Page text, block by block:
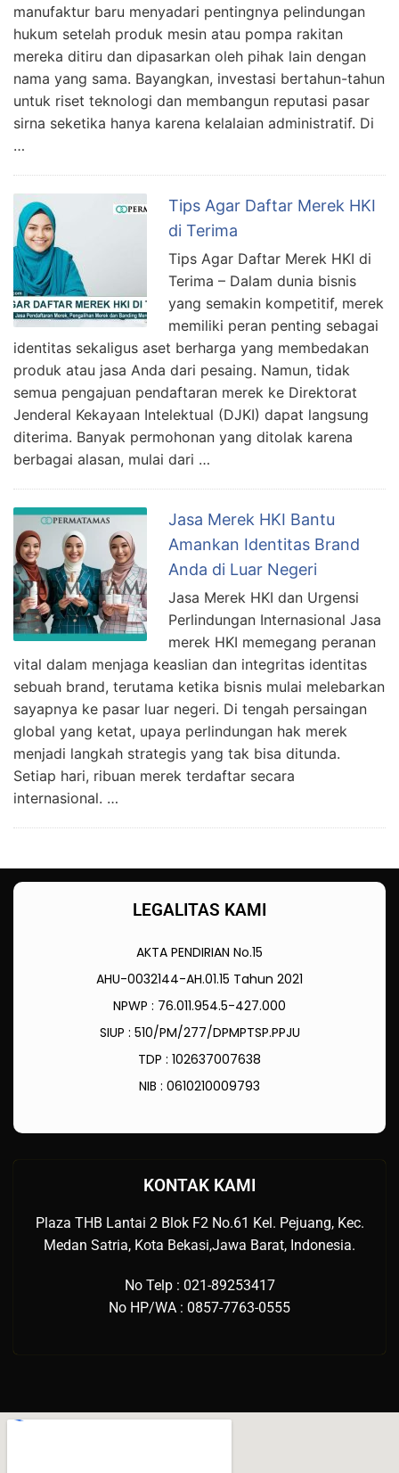
manufaktur baru menyadari pentingnya pelindungan
hukum setelah produk mesin atau pompa rakitan
mereka ditiru dan dipasarkan oleh pihak lain dengan
nama yang sama. Bayangkan, investasi bertahun-tahun
untuk riset teknologi dan membangun reputasi pasar
sirna seketika hanya karena kelalaian administratif. Di
…
Tips Agar Daftar Merek HKI
di Terima
Tips Agar Daftar Merek HKI di
Terima – Dalam dunia bisnis
yang semakin kompetitif, merek
memiliki peran penting sebagai
identitas sekaligus aset berharga yang membedakan
produk atau jasa Anda dari pesaing. Namun, tidak
semua pengajuan pendaftaran merek ke Direktorat
Jenderal Kekayaan Intelektual (DJKI) dapat langsung
diterima. Banyak permohonan yang ditolak karena
berbagai alasan, mulai dari …
Jasa Merek HKI Bantu
Amankan Identitas Brand
Anda di Luar Negeri
Jasa Merek HKI dan Urgensi
Perlindungan Internasional Jasa
merek HKI memegang peranan
vital dalam menjaga keaslian dan integritas identitas
sebuah brand, terutama ketika bisnis mulai melebarkan
sayapnya ke pasar luar negeri. Di tengah persaingan
global yang ketat, upaya perlindungan hak merek
menjadi langkah strategis yang tak bisa ditunda.
Setiap hari, ribuan merek terdaftar secara
internasional. …
LEGALITAS KAMI
AKTA PENDIRIAN No.15
AHU-0032144-AH.01.15 Tahun 2021
NPWP : 76.011.954.5-427.000
SIUP : 510/PM/277/DPMPTSP.PPJU
TDP : 102637007638
NIB : 0610210009793
KONTAK KAMI
Plaza THB Lantai 2 Blok F2 No.61 Kel. Pejuang, Kec.
Medan Satria, Kota Bekasi,Jawa Barat, Indonesia.
No Telp : 021-89253417
No HP/WA : 0857-7763-0555